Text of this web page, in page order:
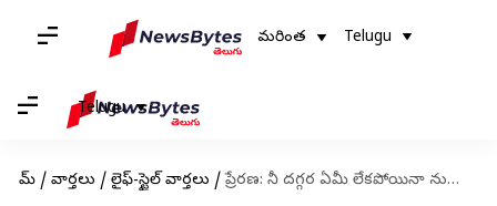
మరింత Telugu
Telugu
హోమ్ / వార్తలు / లైఫ్-స్టైల్ వార్తలు / ప్రేరణ: నీ దగ్గర ఏమీ లేకపోయినా నువ్వు హ్యాపీగా ఉండాలంటే నీలో ఉండాల్సిన మొదటి లక్షణం ఏంటో తెలుసా?